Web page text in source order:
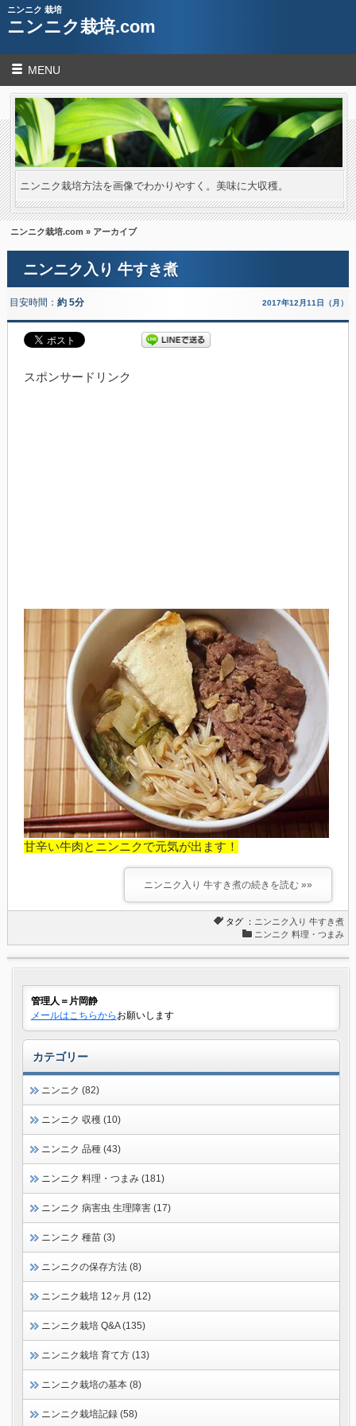
ニンニク 栽培
ニンニク栽培.com
MENU
ニンニク栽培方法を画像でわかりやすく。美味に大収穫。
ニンニク栽培.com » アーカイブ
ニンニク入り 牛すき煮
目安時間： 約 5分 2017年12月11日（月）
スポンサードリンク
甘辛い牛肉とニンニクで元気が出ます！
ニンニク入り 牛すき煮の続きを読む »»
タグ ： ニンニク入り 牛すき煮
ニンニク 料理・つまみ
管理人＝片岡静
メールはこちらから お願いします
カテゴリー
ニンニク (82)
ニンニク 収穫 (10)
ニンニク 品種 (43)
ニンニク 料理・つまみ (181)
ニンニク 病害虫 生理障害 (17)
ニンニク 種苗 (3)
ニンニクの保存方法 (8)
ニンニク栽培 12ヶ月 (12)
ニンニク栽培 Q&A (135)
ニンニク栽培 育て方 (13)
ニンニク栽培の基本 (8)
ニンニク栽培記録 (58)